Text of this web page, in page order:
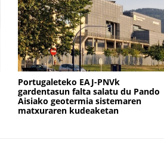
Portugaleteko EAJ-PNVk
gardentasun falta salatu du Pando
Aisiako geotermia sistemaren
matxuraren kudeaketan